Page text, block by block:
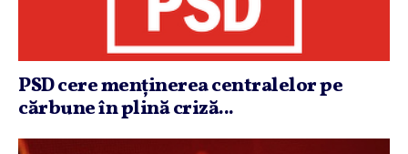
PSD cere menţinerea centralelor pe
cărbune în plină criză...